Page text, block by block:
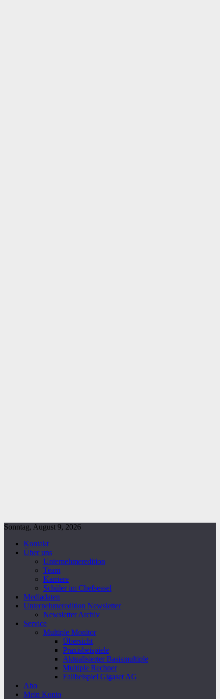
Sonntag, August 9, 2026
Kontakt
Über uns
Unternehmeredition
Team
Karriere
Schüler im Chefsessel
Mediadaten
Unternehmeredition Newsletter
Newsletter Archiv
Service
Multiple Monitor
Übersicht
Praxisbeispiele
Aktualisierter Basismultiple
Multiple Rechner
Fallbeispiel Gigaset AG
Abo
Mein Konto